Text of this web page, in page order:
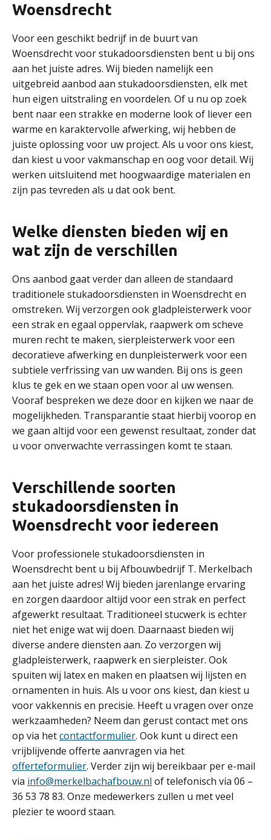
Woensdrecht
Voor een geschikt bedrijf in de buurt van
Woensdrecht voor stukadoorsdiensten bent u bij ons
aan het juiste adres. Wij bieden namelijk een
uitgebreid aanbod aan stukadoorsdiensten, elk met
hun eigen uitstraling en voordelen. Of u nu op zoek
bent naar een strakke en moderne look of liever een
warme en karaktervolle afwerking, wij hebben de
juiste oplossing voor uw project. Als u voor ons kiest,
dan kiest u voor vakmanschap en oog voor detail. Wij
werken uitsluitend met hoogwaardige materialen en
zijn pas tevreden als u dat ook bent.
Welke diensten bieden wij en
wat zijn de verschillen
Ons aanbod gaat verder dan alleen de standaard
traditionele stukadoorsdiensten in Woensdrecht en
omstreken. Wij verzorgen ook gladpleisterwerk voor
een strak en egaal oppervlak, raapwerk om scheve
muren recht te maken, sierpleisterwerk voor een
decoratieve afwerking en dunpleisterwerk voor een
subtiele verfrissing van uw wanden. Bij ons is geen
klus te gek en we staan open voor al uw wensen.
Vooraf bespreken we deze door en kijken we naar de
mogelijkheden. Transparantie staat hierbij voorop en
we gaan altijd voor een gewenst resultaat, zonder dat
u voor onverwachte verrassingen komt te staan.
Verschillende soorten
stukadoorsdiensten in
Woensdrecht voor iedereen
Voor professionele stukadoorsdiensten in
Woensdrecht bent u bij Afbouwbedrijf T. Merkelbach
aan het juiste adres! Wij bieden jarenlange ervaring
en zorgen daardoor altijd voor een strak en perfect
afgewerkt resultaat. Traditioneel stucwerk is echter
niet het enige wat wij doen. Daarnaast bieden wij
diverse andere diensten aan. Zo verzorgen wij
gladpleisterwerk, raapwerk en sierpleister. Ook
spuiten wij latex en maken en plaatsen wij lijsten en
ornamenten in huis. Als u voor ons kiest, dan kiest u
voor vakkennis en precisie. Heeft u vragen over onze
werkzaamheden? Neem dan gerust contact met ons
op via hetcontactformulier. Ook kunt u direct een
vrijblijvende offerte aanvragen via het
offerteformulier. Verder zijn wij bereikbaar per e-mail
via info@merkelbachafbouw.nl of telefonisch via 06 –
36 53 78 83. Onze medewerkers zullen u met veel
plezier te woord staan.